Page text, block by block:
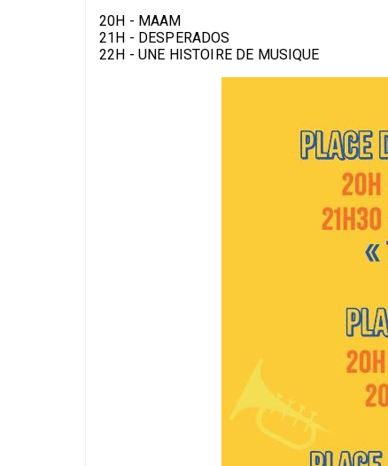
20H - MAAM
21H - DESPERADOS
22H - UNE HISTOIRE DE MUSIQUE